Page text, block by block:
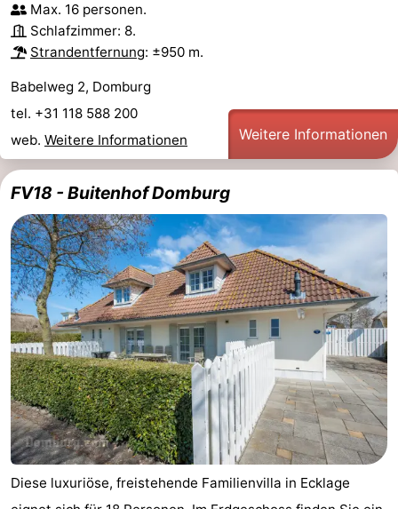
Natur
Zwin
Wetter
Max. 16 personen.
Schlafzimmer: 8.
Strandentfernung: ±950 m.
Babelweg 2, Domburg
tel. +31 118 588 200
web. Weitere Informationen Weitere Informationen
FV18 - Buitenhof Domburg
Diese luxuriöse, freistehende Familienvilla in Ecklage